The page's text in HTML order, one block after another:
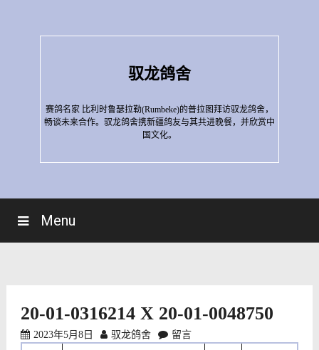
驭龙鸽舍
赛鸽名家 比利时鲁瑟拉勒(Rumbeke)的普拉图拜访驭龙鸽舍，
畅谈未来合作。驭龙鸽舍携新疆鸽友与其共进晚餐，并欣赏中
国文化。
Menu
20-01-0316214 X 20-01-0048750
2023年5月8日 驭龙鸽舍 留言